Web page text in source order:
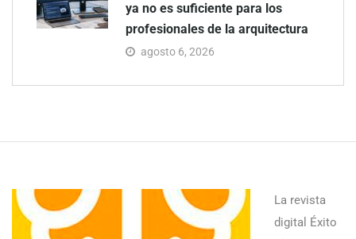
ya no es suficiente para los
profesionales de la arquitectura
agosto 6, 2026
La revista
digital Éxito